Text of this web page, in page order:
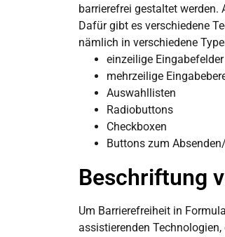
barrierefrei gestaltet werden.
Dafür gibt es verschiedene
nämlich in verschiedene
einzeilige Eingabefelder
mehrzeilige
Auswahllisten
Radiobuttons
Checkboxen
Buttons zum
Beschriftung
Um Barrierefreiheit in
assistierenden